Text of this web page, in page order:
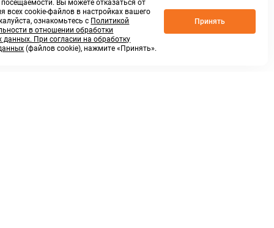
посещаемости. Вы можете отказаться от
всех cookie-файлов в настройках вашего
ознакомьтесь с Политикой
в отношении обработки
данных. При согласии на обработку
(файлов cookie), нажмите «Принять».
Принять